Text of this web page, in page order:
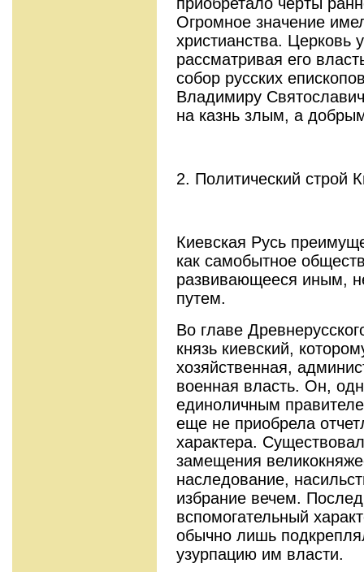
Огромное значение
христианства. Церковь
рассматривая его
собор русских
Владимиру
на казнь злым, а
2. Политический строй
Киевская Русь
как самобытное
развивающееся иным,
путем.
Во главе
князь киевский,
хозяйственная,
военная власть. Он,
единоличным
еще не приобрела
характера.
замещения
наследование,
избрание вечем.
вспомогательный
обычно лишь
узурпацию им власти.